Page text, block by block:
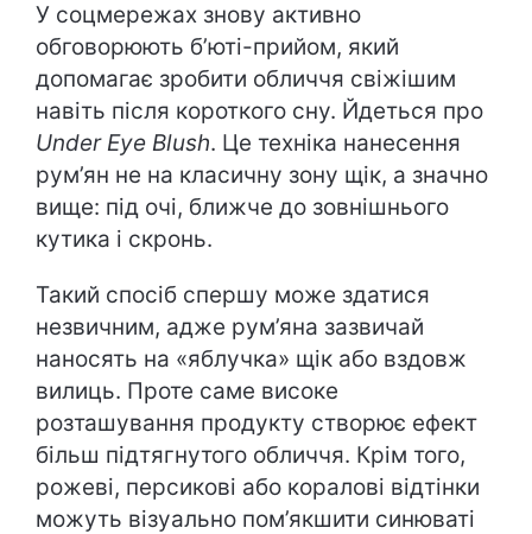
У соцмережах знову активно
обговорюють б’юті-прийом, який
допомагає зробити обличчя свіжішим
навіть після короткого сну. Йдеться про
Under Eye Blush. Це техніка нанесення
рум’ян не на класичну зону щік, а значно
вище: під очі, ближче до зовнішнього
кутика і скронь.
Такий спосіб спершу може здатися
незвичним, адже рум’яна зазвичай
наносять на «яблучка» щік або вздовж
вилиць. Проте саме високе
розташування продукту створює ефект
більш підтягнутого обличчя. Крім того,
рожеві, персикові або коралові відтінки
можуть візуально пом’якшити синюваті